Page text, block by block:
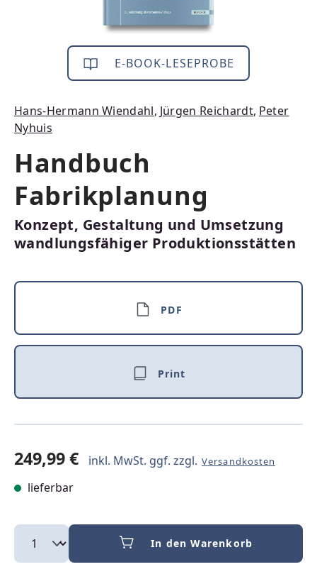
E-BOOK-LESEPROBE
Hans-Hermann Wiendahl, Jürgen Reichardt, Peter
Nyhuis
Handbuch
Fabrikplanung
Konzept, Gestaltung und Umsetzung
wandlungsfähiger Produktionsstätten
PDF
Print
249,99 € inkl. MwSt. ggf. zzgl. Versandkosten
lieferbar
In den Warenkorb